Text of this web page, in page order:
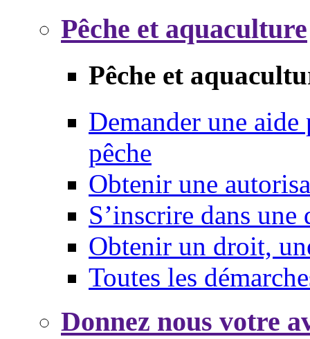
Pêche et aquaculture
Pêche et
Demander une
pêche
Obtenir une
S’inscrire dans une
Obtenir un droit,
Toutes les
Donnez nous votre